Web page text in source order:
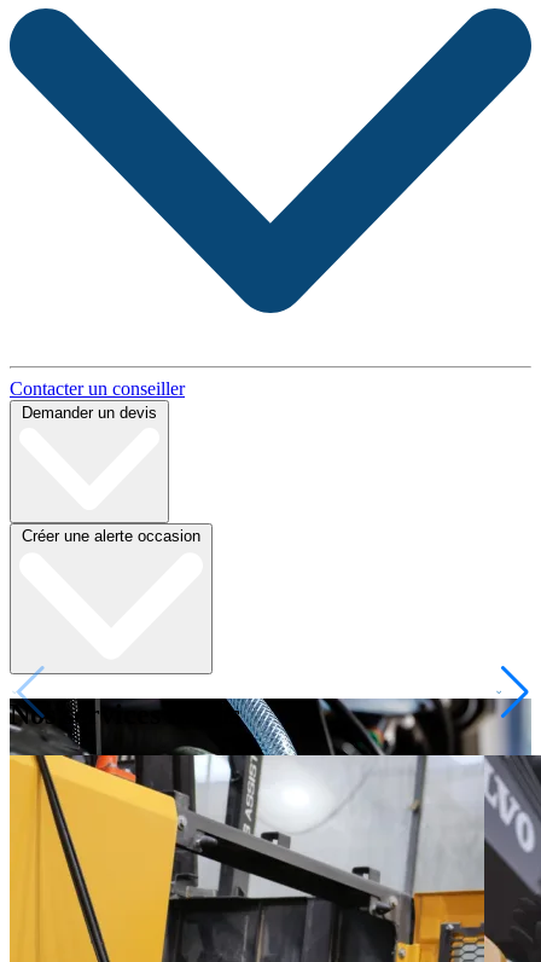
Contacter un conseiller
Demander un devis
Créer une alerte occasion
Nos services inclus